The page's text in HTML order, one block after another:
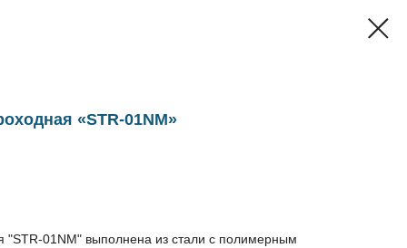
«STR-01NM»
"STR-01NM" выполнена из стали с полимерным